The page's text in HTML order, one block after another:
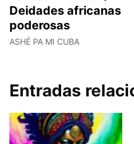
Deidades africanas
poderosas
ASHÉ PA MI CUBA
Entradas